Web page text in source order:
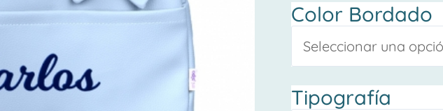
Color Bordado
Tipografía